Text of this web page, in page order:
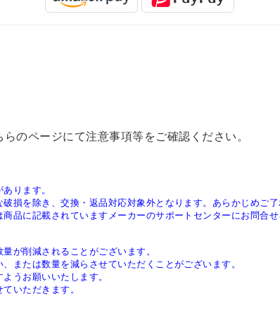
らのページにて注意事項等をご確認ください。
ります。
損を除き、交換・返品対応対象外となります。あらかじめご了
品に記載されていますメーカーのサポートセンターにお問合
が削減されることがございます。
または数量を減らさせていただくことがございます。
うお願いいたします。
いただきます。